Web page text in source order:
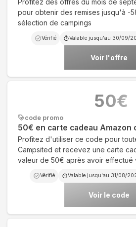
pour obtenir des remises jusqu'à -
sélection de campings
Vérifié Valable jusqu'au 30/09/
Voir l'offre
code promo
50€ en carte cadeau Amazon
Profitez d'utiliser ce code pour
Campsited et recevez une carte
valeur de 50€ après avoir effectué
Vérifié Valable jusqu'au 31/08/
Voir le code
50€